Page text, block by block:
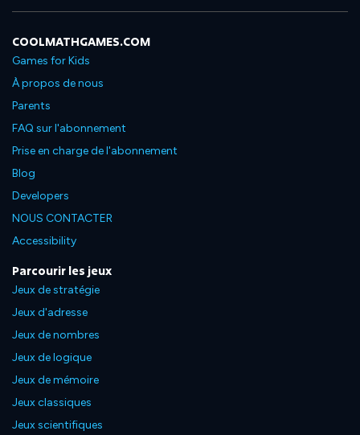
COOLMATHGAMES.COM
Games for Kids
À propos de nous
Parents
FAQ sur l'abonnement
Prise en charge de l'abonnement
Blog
Developers
NOUS CONTACTER
Accessibility
Parcourir les jeux
Jeux de stratégie
Jeux d'adresse
Jeux de nombres
Jeux de logique
Jeux de mémoire
Jeux classiques
Jeux scientifiques